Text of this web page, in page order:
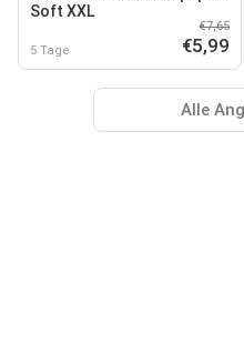
Soft XXL
5 Tage
€7,65
€5,99
Alle